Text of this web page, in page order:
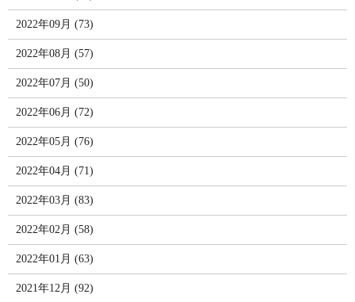
2022年09月 (73)
2022年08月 (57)
2022年07月 (50)
2022年06月 (72)
2022年05月 (76)
2022年04月 (71)
2022年03月 (83)
2022年02月 (58)
2022年01月 (63)
2021年12月 (92)